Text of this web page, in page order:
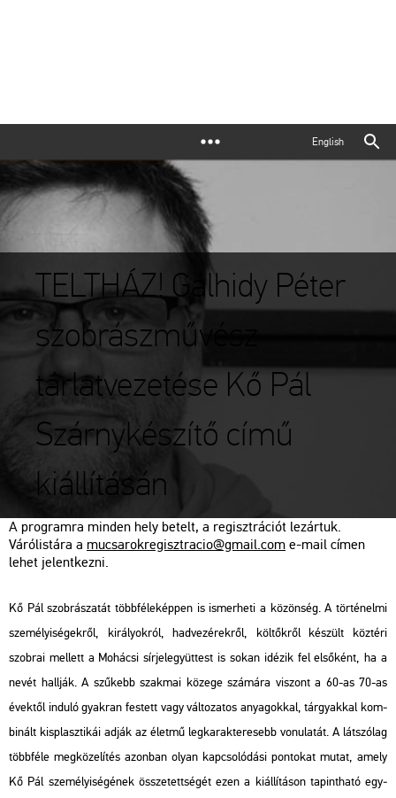
English
TELTHÁZ! Gálhidy Péter
szobrászművész
tárlatvezetése Kő Pál
Szárnykészítő című
kiállításán
A prog­ram­ra min­den hely be­telt, a re­giszt­rá­ci­ót le­zár­tuk.
Vá­ró­lis­tá­ra a mu­csa­rok­re­giszt­ra­cio@​gmail.​com e-mail címen
lehet je­lent­kez­ni.
Kő Pál szob­rá­sza­tát több­fé­le­kép­pen is is­mer­he­ti a kö­zön­ség. A tör­té­nel­mi
sze­mé­lyi­sé­gek­ről, ki­rá­lyok­ról, had­ve­zé­rek­ről, köl­tők­ről ké­szült köz­té­ri
szob­rai mel­lett a Mo­há­csi sír­jel­együt­test is sokan idé­zik fel el­ső­ként, ha a
nevét hall­ják. A szű­kebb szak­mai kö­ze­ge szá­má­ra vi­szont a 60-as 70-as
évek­től in­du­ló gyak­ran fes­tett vagy vál­to­za­tos anya­gok­kal, tár­gyak­kal kom­
bi­nált kis­plasz­ti­kái adják az élet­mű leg­ka­rak­te­re­sebb vo­nu­la­tát. A lát­szó­lag
több­fé­le meg­kö­ze­lí­tés azon­ban olyan kap­cso­ló­dá­si pon­to­kat mutat, amely
Kő Pál sze­mé­lyi­sé­gé­nek össze­tett­sé­gét ezen a ki­ál­lí­tá­son ta­pint­ha­tó egy­